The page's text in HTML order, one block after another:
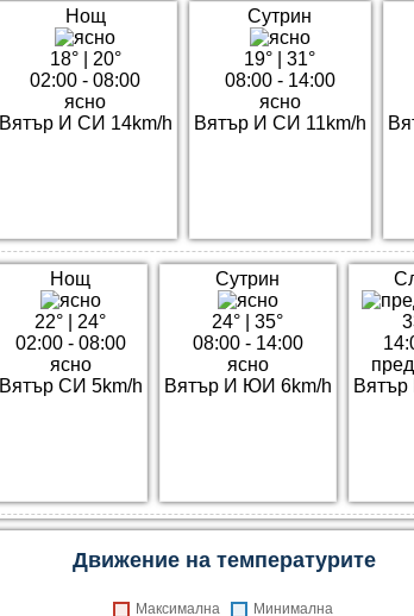
Нощ
18°| 20°
02:00 - 08:00
ясно
Вятър И СИ 14km/h
Сутрин
19°
31°
08:00 - 14:00
ясно
Вятър И СИ 11km/h
Нощ
22°
24°
02:00 - 08:00
ясно
Вятър СИ 5km/h
Сутрин
24°
35°
08:00 - 14:00
ясно
Вятър И ЮИ 6km/h
Движение на температурите